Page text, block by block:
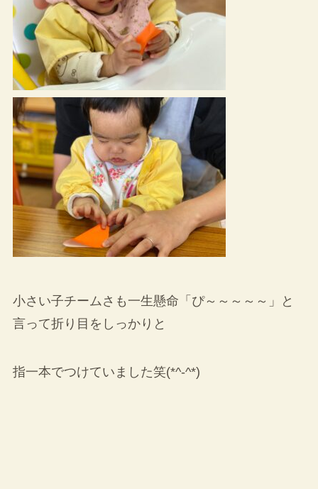
小さい子チームさも一生懸命「ぴ～～～～～」と
言って折り目をしっかりと
指一本でつけていました笑(*^-^*)